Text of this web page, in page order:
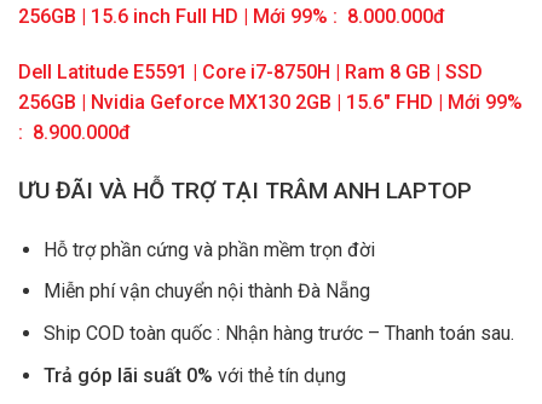
256GB | 15.6 inch Full HD | Mới 99% : 8.000.000đ
Dell Latitude E5591 | Core i7-8750H | Ram 8 GB | SSD
256GB | Nvidia Geforce MX130 2GB | 15.6″ FHD | Mới 99%
: 8.900.000đ
ƯU ĐÃI VÀ HỖ TRỢ TẠI TRÂM ANH LAPTOP
Hỗ trợ phần cứng và phần mềm trọn đời
Miễn phí vận chuyển nội thành Đà Nẵng
Ship COD toàn quốc : Nhận hàng trước – Thanh toán sau.
Trả góp lãi suất 0% với thẻ tín dụng